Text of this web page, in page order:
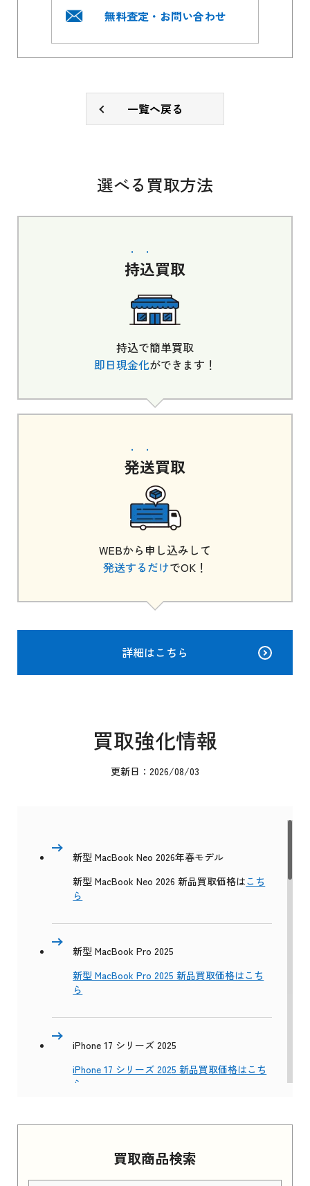
買取商品検索
無料査定・お問い合わせ
一覧へ戻る
選べる買取方法
持込買取
持込で簡単買取
即日現金化ができます！
発送買取
WEBから申し込みして
発送するだけでOK！
詳細はこちら
買取強化情報
更新日：2026/08/03
新型 MacBook Neo 2026年春モデル
新型 MacBook Neo 2026 新品買取価格はこち
ら
新型 MacBook Pro 2025
新型 MacBook Pro 2025 新品買取価格はこち
ら
iPhone 17 シリーズ 2025
iPhone 17 シリーズ 2025 新品買取価格はこち
ら
Apple Watch Series 11 2025 新品買取価格はこ
ちら